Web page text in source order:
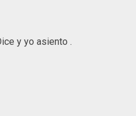
y yo asiento .